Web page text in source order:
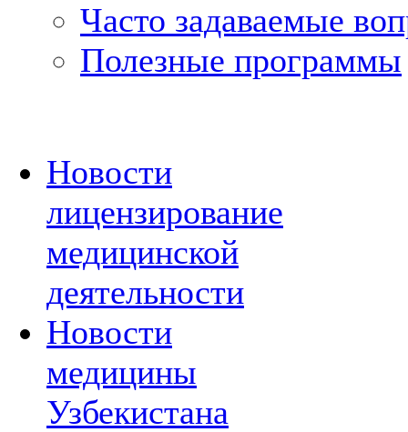
Часто задаваемые
Полезные программы
Новости
лицензирование
медицинской
деятельности
Новости
медицины
Узбекистана